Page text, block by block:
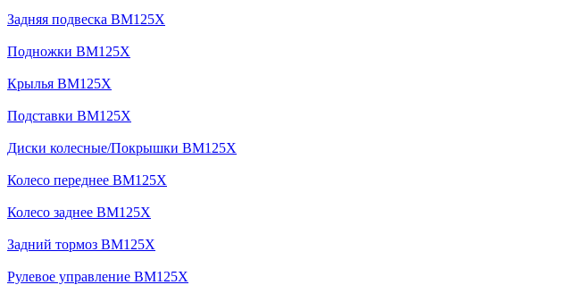
Задняя подвеска BM125X
Подножки BM125X
Крылья BM125X
Подставки BM125X
Диски колесные/Покрышки BM125X
Колесо переднее BM125X
Колесо заднее BM125X
Задний тормоз BM125X
Рулевое управление BM125X